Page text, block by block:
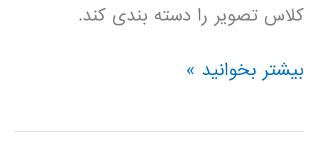
کلاس تصویر را دسته بندی کند.
پیاده
متلب
بیشتر بخوانید »